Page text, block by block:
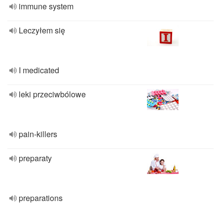
immune system
Leczyłem się
I medicated
leki przeciwbólowe
pain-killers
preparaty
preparations